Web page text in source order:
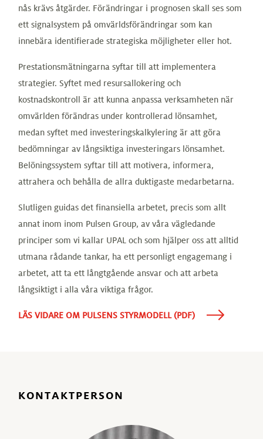
nås krävs åtgärder. Förändringar i prognosen skall ses som
ett signalsystem på omvärldsförändringar som kan
innebära identifierade strategiska möjligheter eller hot.
Prestationsmätningarna syftar till att implementera
strategier. Syftet med resursallokering och
kostnadskontroll är att kunna anpassa verksamheten när
omvärlden förändras under kontrollerad lönsamhet,
medan syftet med investeringskalkylering är att göra
bedömningar av långsiktiga investeringars lönsamhet.
Belöningssystem syftar till att motivera, informera,
attrahera och behålla de allra duktigaste medarbetarna.
Slutligen guidas det finansiella arbetet, precis som allt
annat inom inom Pulsen Group, av våra vägledande
principer som vi kallar UPAL och som hjälper oss att alltid
utmana rådande tankar, ha ett personligt engagemang i
arbetet, att ta ett långtgående ansvar och att arbeta
långsiktigt i alla våra viktiga frågor.
LÄS VIDARE OM PULSENS STYRMODELL (PDF)
KONTAKTPERSON